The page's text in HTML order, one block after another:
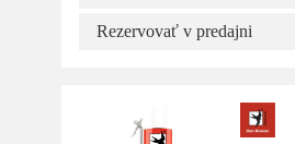
Rezervovať v predajni